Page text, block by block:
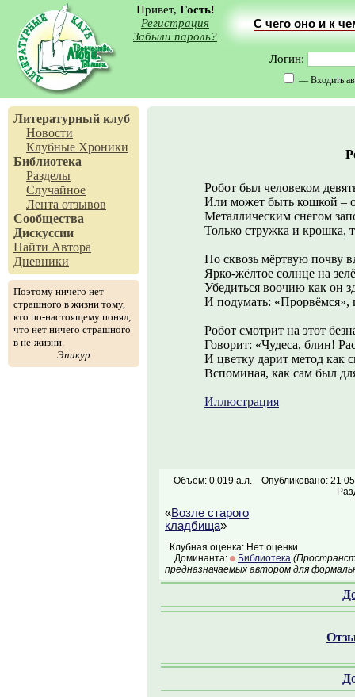
Привет, Гость!
Регистрация
Забыли пароль?
С чего оно и к
Логин:
— Входить
Литературный клуб
Новости
Клубные Хроники
Библиотека
Разделы
Случайное
Лента отзывов
Сообщества
Дискуссии
Найти Автора
Дневники
Поэтому ничего нет
страшного в жизни тому,
кто по-настоящему понял,
что нет ничего страшного
в не-жизни.
Эпикур
Робот был человеком
Или может быть кошкой –
Металлическим снегом
Только стружка и крошка,
Но сквозь мёртвую почву
Ярко-жёлтое солнце на
Убедиться воочию как он
И подумать: «Прорвёмся»,
Робот смотрит на этот
Говорит: «Чудеса, блин!
И цветку дарит метод как
Вспоминая, как сам был
Иллюстрация
Объём: 0.019 а.л.
Опубликовано: 21
«Возле старого
кладбища»
Клубная оценка: Нет оценки
Доминанта:
Библиотека
предназначаемых автором для